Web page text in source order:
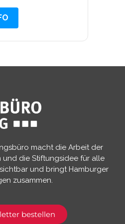
macht die Arbeit der
und die Stiftungsidee für alle
und bringt Hamburger
zusammen.​
bestellen